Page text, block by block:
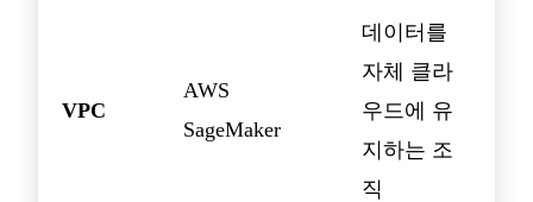
VPC
AWS
SageMaker
데이터를
자체 클라
우드에 유
지하는 조
직